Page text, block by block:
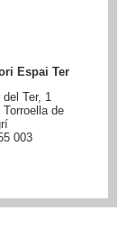
Espai Ter
del Ter, 1
Torroella de
003